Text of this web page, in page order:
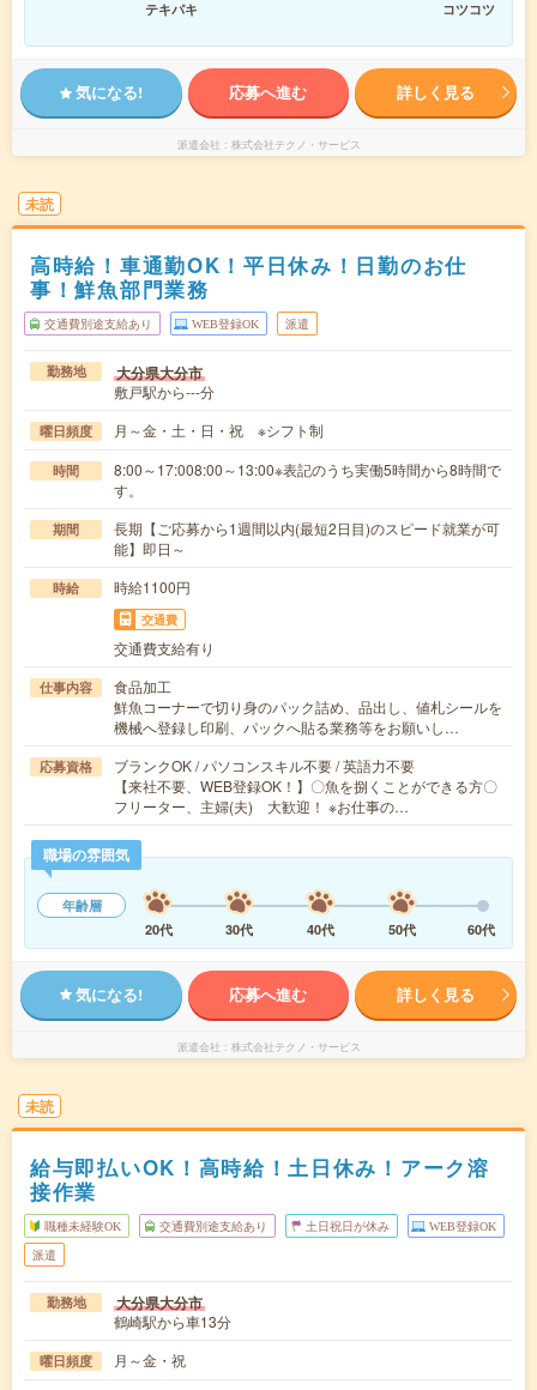
テキパキ
コツコツ
気になる! 応募へ進む 詳しく見る
派遣会社 株式会社テクノ・サービス
未読
高時給！車通勤OK！平日休み！日勤のお仕
事！鮮魚部門業務
交通費別途支給あり WEB登録OK 派遣
勤務地 大分県大分市
敷戸駅から---分
曜日頻度 月～金・土・日・祝 ※シフト制
時間
8:00～17:008:00～13:00※表記のうち実働5時間から8時間で
す。
期間
長期【ご応募から1週間以内(最短2日目)のスピード就業が可
能】即日～
時給 時給1100円
交通費
交通費支給有り
仕事内容
食品加工
鮮魚コーナーで切り身のパック詰め、品出し、値札シールを
機械へ登録し印刷、パックへ貼る業務等をお願いし…
応募資格
ブランクOK / パソコンスキル不要 / 英語力不要
【来社不要、WEB登録OK！】〇魚を捌くことができる方〇
フリーター、主婦(夫) 大歓迎！ ※お仕事の…
職場の雰囲気
年齢層
20代
30代 40代 50代 60代
気になる! 応募へ進む 詳しく見る
派遣会社 株式会社テクノ・サービス
未読
給与即払いOK！高時給！土日休み！アーク溶
接作業
職種未経験OK 交通費別途支給あり 土日祝日が休み WEB登録OK
派遣
勤務地 大分県大分市
鶴崎駅から車13分
曜日頻度
月～金・祝